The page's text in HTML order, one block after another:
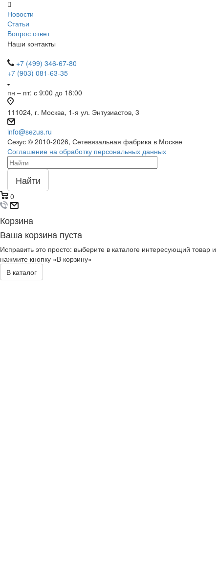
Новости
Статьи
Вопрос ответ
Наши контакты
+7 (499) 346-67-80
+7 (903) 081-63-35
пн – пт: с 9:00 до 18:00
111024, г. Москва, 1-я ул. Энтузиастов, 3
info@sezus.ru
Сезус © 2010-2026, Сетевязальная фабрика в Москве
Соглашение на обработку персональных данных
Найти
0
Корзина
Ваша корзина пуста
Исправить это просто: выберите в каталоге интересующий товар и
нажмите кнопку «В корзину»
В каталог